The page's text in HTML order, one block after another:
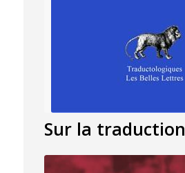
Sur la traduction